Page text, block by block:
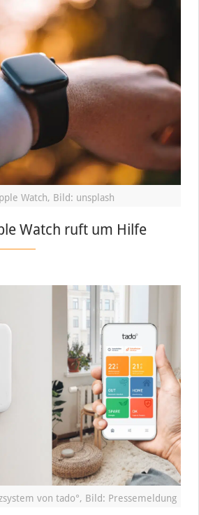
Watch, Bild: unsplash
Watch ruft um Hilfe
von tado°, Bild: Pressemeldung